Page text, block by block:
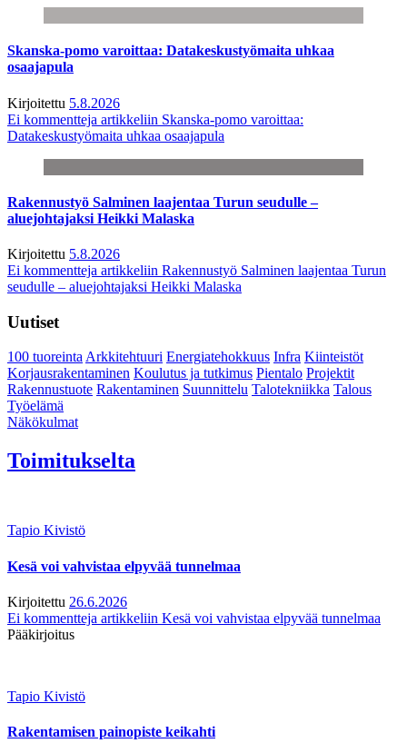
Skanska-pomo varoittaa: Datakeskustyömaita uhkaa
osaajapula
Kirjoitettu 5.8.2026
Ei kommentteja artikkeliin Skanska-pomo varoittaa:
Datakeskustyömaita uhkaa osaajapula
Rakennustyö Salminen laajentaa Turun seudulle –
aluejohtajaksi Heikki Malaska
Kirjoitettu 5.8.2026
Ei kommentteja artikkeliin Rakennustyö Salminen laajentaa Turun
seudulle – aluejohtajaksi Heikki Malaska
Uutiset
100 tuoreintaArkkitehtuuri Energiatehokkuus Infra Kiinteistöt
Korjausrakentaminen Koulutus ja tutkimus Pientalo Projektit
Rakennustuote Rakentaminen Suunnittelu Talotekniikka Talous
Työelämä
Näkökulmat
Toimitukselta
Tapio Kivistö
Kesä voi vahvistaa elpyvää tunnelmaa
Kirjoitettu 26.6.2026
Ei kommentteja artikkeliin Kesä voi vahvistaa elpyvää tunnelmaa
Pääkirjoitus
Tapio Kivistö
Rakentamisen painopiste keikahti